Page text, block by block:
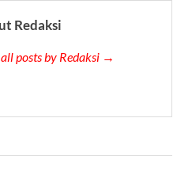
Redaksi
posts by Redaksi →